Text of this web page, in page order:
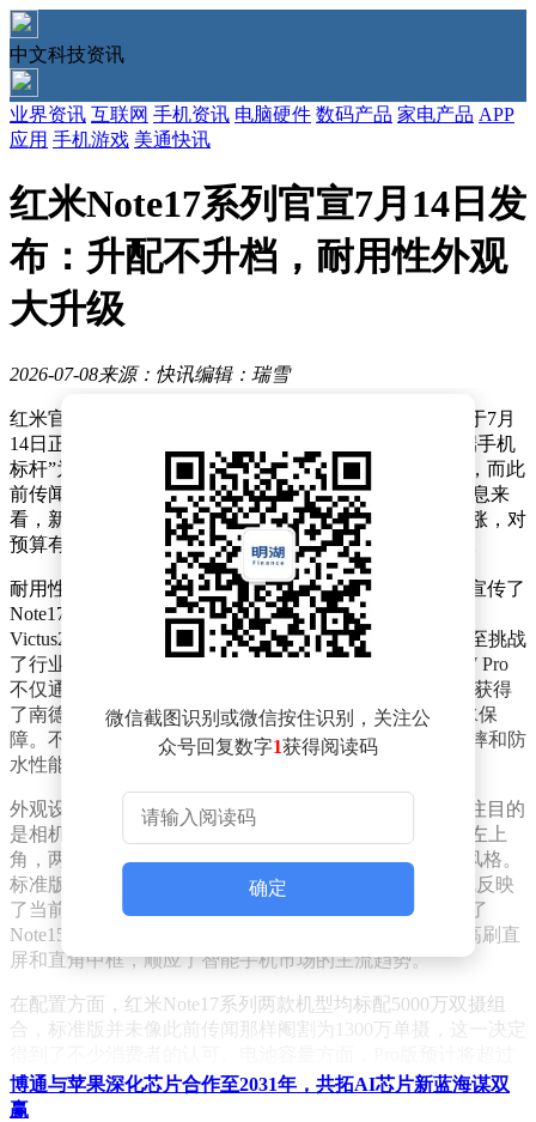
中文科技资讯
业界资讯 互联网 手机资讯 电脑硬件 数码产品 家电产品 APP
应用 手机游戏 美通快讯
红米Note17系列官宣7月14日发
布：升配不升档，耐用性外观
大升级
2026-07-08来源：快讯编辑：瑞雪
红米官方近日正式宣布，备受期待的红米Note17系列将于7月
14日正式发布。此次新机以“国民小金刚，坚持打造中端手机
标杆”为宣传口号，仅推出Note17和Note17 Pro两款机型，而此
前传闻中的Note17 Pro+则将推迟发布。从官方透露的信息来
看，新系列在配置升级的同时，价格预计不会有明显上涨，对
预算有限但追求高性能的用户来说，无疑是一个好消息。
耐用性成为红米Note17系列的核心卖点之一。官方重点宣传了
Note17 Pro的抗跌防水性能，该机标配康宁大猩猩玻璃
Victus2，并通过了SGS和CQC金标双五星抗摔认证，甚至挑战
了行业更高的3米大理石抗摔测试。在防水方面，Note17 Pro
不仅通过了IP66、IP68、IP69和IP69K多重防水认证，还获得
了南德2米72小时防水认证，为用户提供了更持久的防水保
障。不过，官方也提醒消费者，不要主动测试手机的耐摔和防
水性能，以免造成损坏和数据丢失。
外观设计上，红米Note17系列进行了显著调整。最引人注目的
是相机模组的设计变化，从居中的圆角矩形移动到机身左上
角，两颗摄像头的布局和设计被指有些类似iPhone17的风格。
标准版和Pro版在外观设计上基本保持一致，这种改变也反映
了当前千元机市场对旗舰设计的追随趋势。新系列取消了
Note15系列的曲面屏和弧面中框设计，转而采用OLED高刷直
屏和直角中框，顺应了智能手机市场的主流趋势。
在配置方面，红米Note17系列两款机型均标配5000万双摄组
合，标准版并未像此前传闻那样阉割为1300万单摄，这一决定
9000毫安时，进一步满足了用户对长续航的需求。这些配置的
升级，使得红米Note17系列在千元机市场中更具竞争力。
微信截图识别或微信按住识别，关注公
众号回复数字1获得阅读码
确定
博通与苹果深化芯片合作至2031年，共拓AI芯片新蓝海谋双
赢